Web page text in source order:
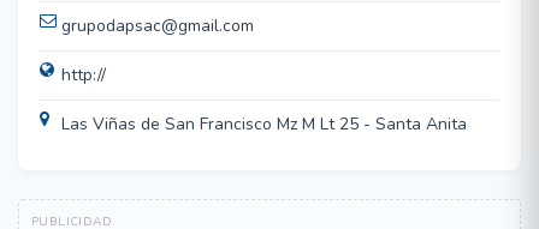
grupodapsac@gmail.com
http://
Las Viñas de San Francisco Mz M Lt 25 - Santa Anita